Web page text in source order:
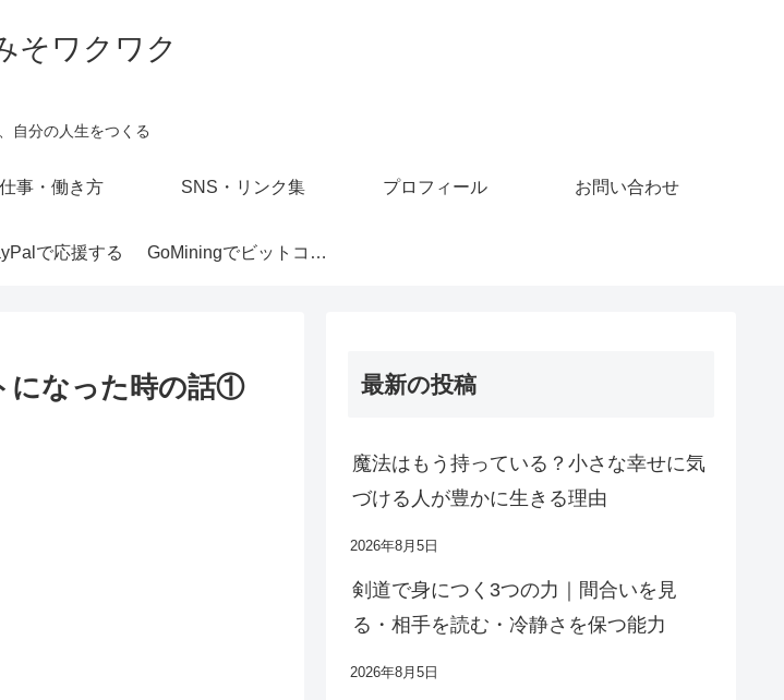
そワクワク
自分の人生をつくる
仕事・働き方 SNS・リンク集 プロフィール お問い合わせ
で応援する GoMiningでビットコインを稼ぐ
になった時の話① 最新の投稿
魔法はもう持っている？小さな幸せに気
づける人が豊かに生きる理由
2026年8月5日
剣道で身につく3つの力｜間合いを見
る・相手を読む・冷静さを保つ能力
2026年8月5日